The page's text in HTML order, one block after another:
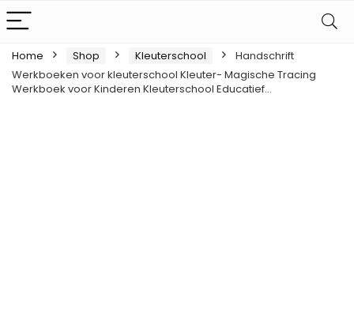
Home Shop Kleuterschool
Handschrift
Werkboeken voor kleuterschool Kleuter- Magische Tracing
Werkboek voor Kinderen Kleuterschool Educatief…